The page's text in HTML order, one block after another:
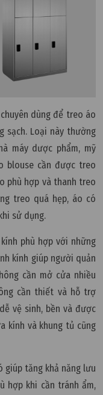
dùng để treo áo
sạch. Loại này thường
máy dược phẩm, mỹ
blouse cần được treo
phù hợp và thanh treo
treo quá hẹp, áo có
sử dụng.
phù hợp với những
kính giúp người quản
cần mở cửa nhiều
cần thiết và hỗ trợ
vệ sinh, bền và được
kính và khung tủ cũng
giúp tăng khả năng lưu
hợp khi cần tránh ẩm,